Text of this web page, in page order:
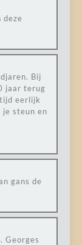
deze
Bij
jaar terug
eerlijk
steun en
gans de
Georges